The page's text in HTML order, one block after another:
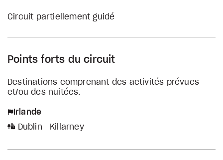
Circuit partiellement guidé
Points forts du circuit
Destinations comprenant des activités prévues
et/ou des nuitées.
Irlande
Dublin
Killarney